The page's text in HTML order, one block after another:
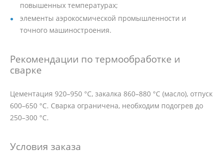
повышенных температурах;
элементы аэрокосмической промышленности и
точного машиностроения.
Рекомендации по термообработке и
сварке
Цементация 920–950 °C, закалка 860–880 °C (масло), отпуск
600–650 °C. Сварка ограничена, необходим подогрев до
250–300 °C.
Условия заказа